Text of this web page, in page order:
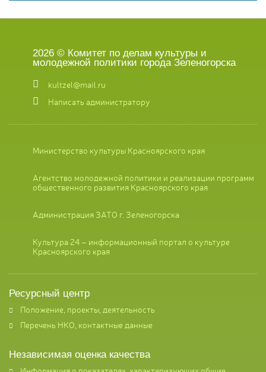
2026 © Комитет по делам культуры и
молодежной политики города Зеленогорска
kultzel@mail.ru
Написать администратору
Министерство культуры Красноярского края
Агентство молодежной политики и реализации программ
общественного развития Красноярского края
Администрация ЗАТО г. Зеленогорска
Культура 24 – информационный портал о культуре
Красноярского края
Ресурсный центр
Положение, проекты, деятельность
Перечень НКО, контактные данные
Независимая оценка качества